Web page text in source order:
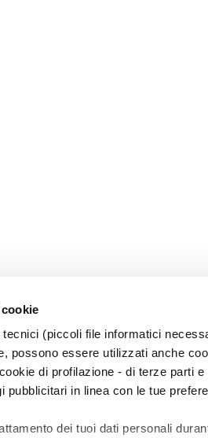
(piccoli file informatici
possono essere utilizzati anche
di profilazione - di terze parti
pubblicitari in linea con le tue
dei tuoi dati personali